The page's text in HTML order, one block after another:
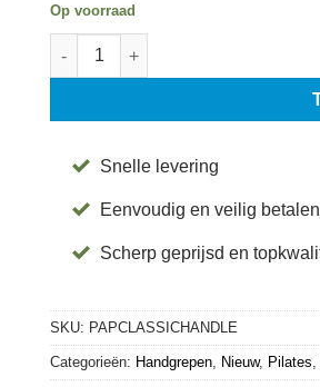
Op voorraad
Classical Pilates Leer en Hout
Snelle levering
Eenvoudig en veilig betalen
Scherp geprijsd en
SKU: PAPCLASSICHANDLE
Categorieën: Handgrepen, Nieuw, Pilates,